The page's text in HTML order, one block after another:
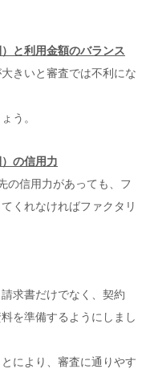
と利用金額のバランス
きいと審査では不利にな
う。
の信用力
の信用力があっても、フ
くれなければファクタリ
求書だけでなく、契約
を準備するようにしまし
により、審査に通りやす